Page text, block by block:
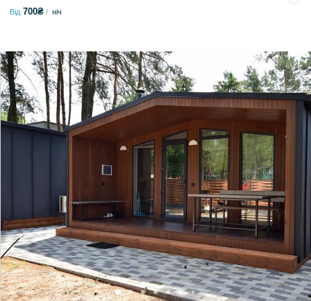
Від 700₴ ніч